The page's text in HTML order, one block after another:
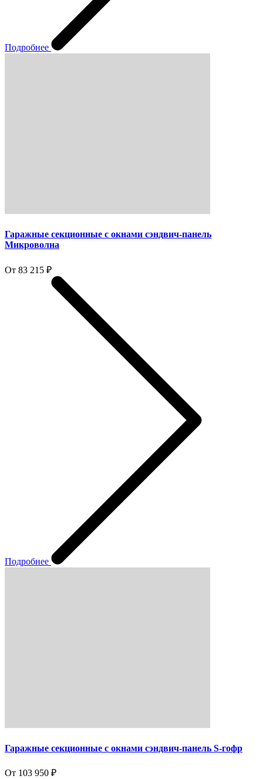
Подробнее
Гаражные секционные с окнами сэндвич-панель
Микроволна
От 83 215 ₽
Подробнее
Гаражные секционные с окнами сэндвич-панель S-гофр
От 103 950 ₽